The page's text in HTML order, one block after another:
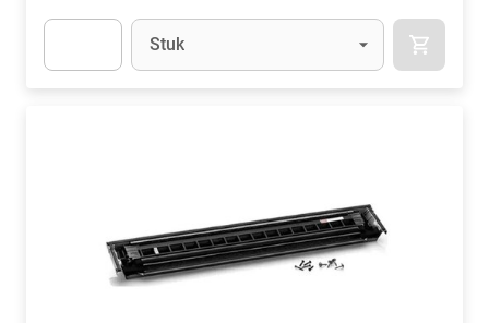
Eenheid
Stuk